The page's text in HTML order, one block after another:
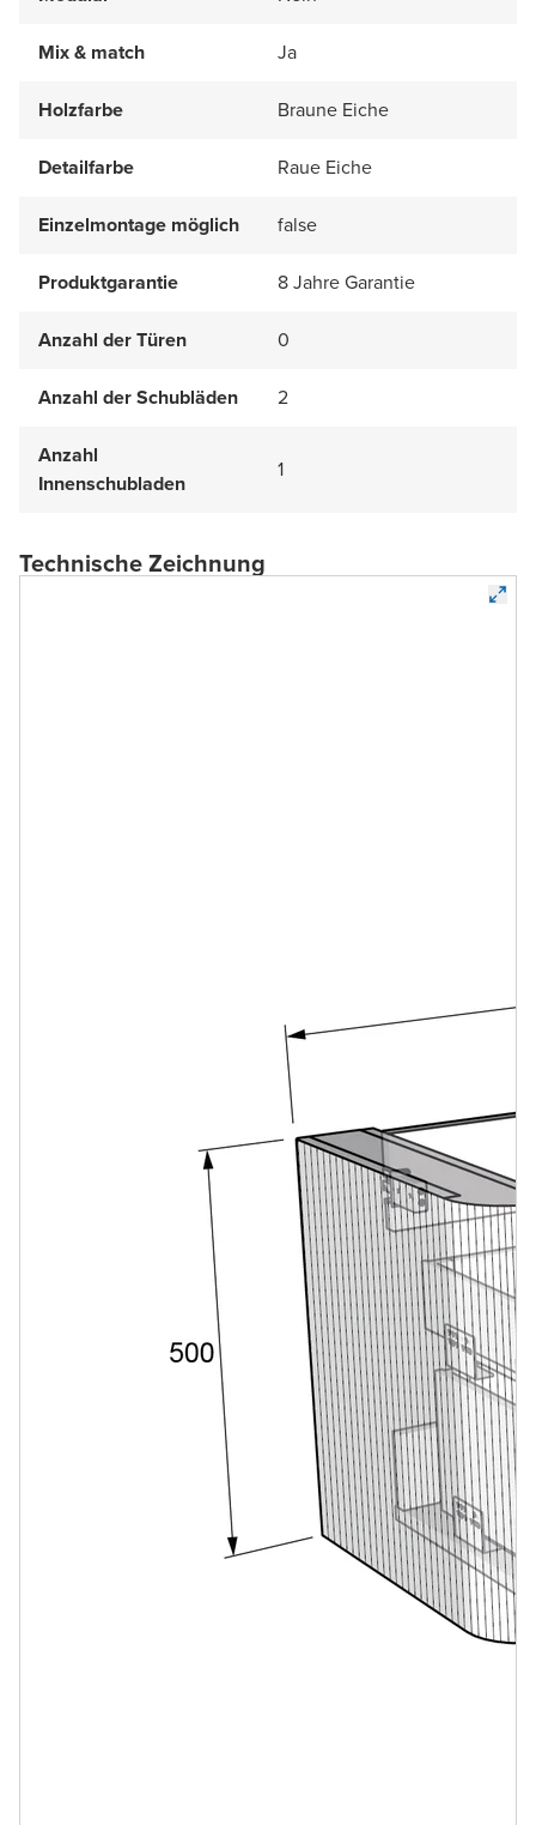
Mix & match Ja
Holzfarbe Braune Eiche
Detailfarbe Raue Eiche
Einzelmontage möglich false
Produktgarantie 8 Jahre Garantie
Anzahl der Türen 0
Anzahl der Schubläden 2
Anzahl
Innenschubladen
1
Technische Zeichnung